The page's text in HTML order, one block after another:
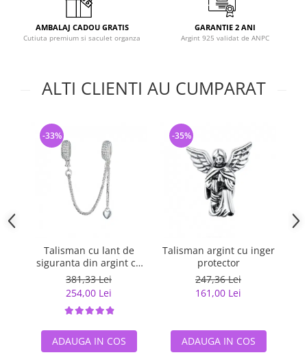
AMBALAJ CADOU GRATIS
Cutiuta premium si saculet organza
GARANTIE 2 ANI
Argint 925 validat de ANPC
ALTI CLIENTI AU CUMPARAT
Talisman cu lant de
siguranta din argint cu
inimioara placat cu rodiu
381,33 Lei
254,00 Lei
-33%
ADAUGA IN COS
Talisman argint cu inger
protector
247,36 Lei
161,00 Lei
-35%
ADAUGA IN COS